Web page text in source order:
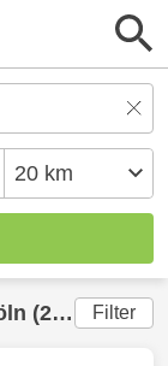
(20 km) gefunden Filter